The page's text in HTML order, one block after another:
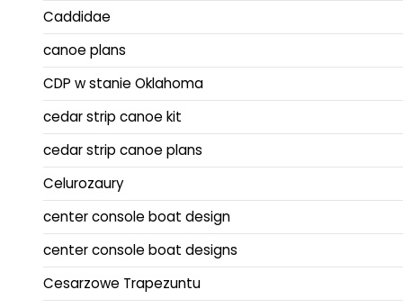
Caddidae
canoe plans
CDP w stanie Oklahoma
cedar strip canoe kit
cedar strip canoe plans
Celurozaury
center console boat design
center console boat designs
Cesarzowe Trapezuntu